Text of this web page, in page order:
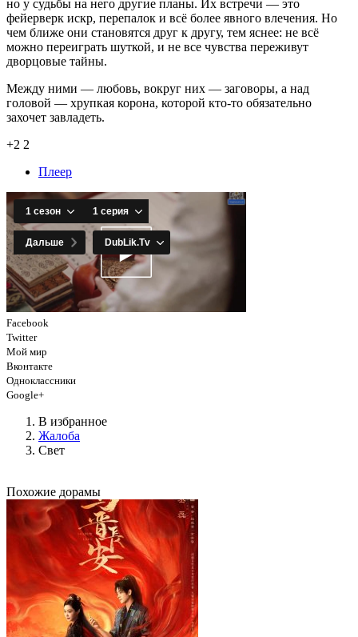
но у судьбы на него другие планы. Их встречи — это
фейерверк искр, перепалок и всё более явного влечения. Но
чем ближе они становятся друг к другу, тем яснее: не всё
можно переиграть шуткой, и не все чувства переживут
дворцовые тайны.
Между ними — любовь, вокруг них — заговоры, а над
головой — хрупкая корона, которой кто-то обязательно
захочет завладеть.
+2 2
Плеер
Facebook
Twitter
Мой мир
Вконтакте
Одноклассники
Google+
В избранное
Жалоба
Свет
Похожие дорамы